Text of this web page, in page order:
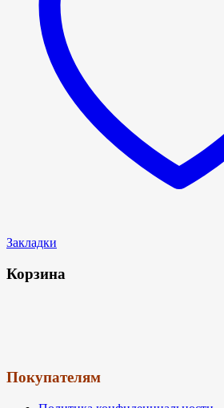
Закладки
Корзина
Покупателям